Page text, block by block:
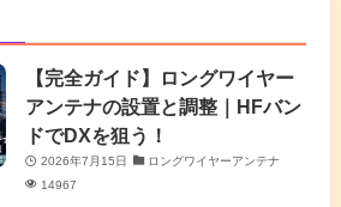
(4)
(3)
(7)
(6)
【完全ガイド】ロングワイヤー
アンテナの設置と調整｜HFバン
ドでDXを狙う！
2026年7月15日
ロングワイヤーアンテナ
14967